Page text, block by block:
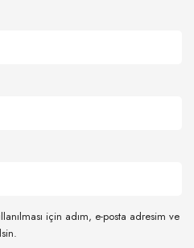
için adım, e-posta adresim ve